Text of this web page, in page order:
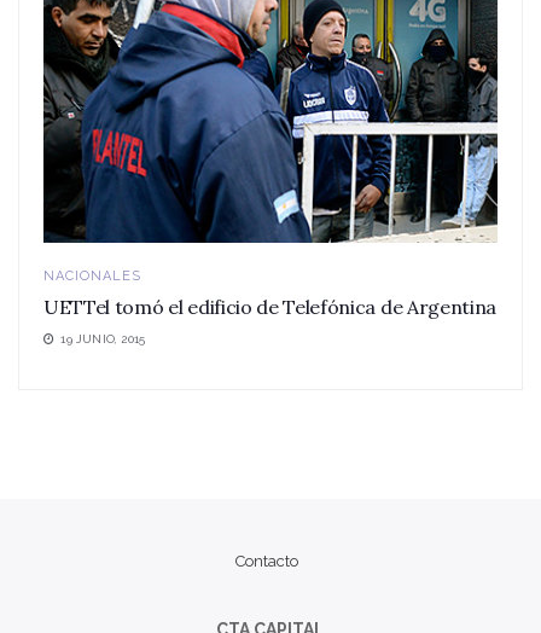
NACIONALES
UETTel tomó el edificio de Telefónica de Argentina
19 JUNIO, 2015
Contacto